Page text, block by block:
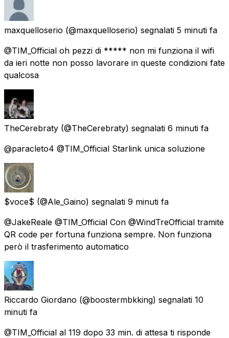
maxquelloserio (@maxquelloserio) segnalati 5 minuti fa
@TIM_Official oh pezzi di ***** non mi funziona il wifi
da ieri notte non posso lavorare in queste condizioni fate
qualcosa
TheCerebraty (@TheCerebraty) segnalati 6 minuti fa
@paracleto4 @TIM_Official Starlink unica soluzione
$voce$ (@Ale_Gaino) segnalati 9 minuti fa
@JakeReale @TIM_Official Con @WindTreOfficial tramite
QR code per fortuna funziona sempre. Non funziona
però il trasferimento automatico
Riccardo Giordano (@boostermbkking) segnalati 10
minuti fa
@TIM_Official al 119 dopo 33 min. di attesa ti risponde